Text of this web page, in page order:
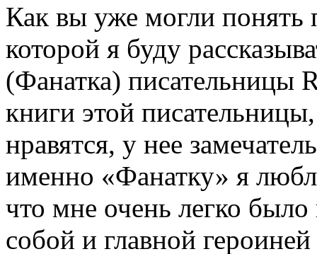
Как вы уже могли понять
которой я буду
(Фанатка) писательницы
книги этой
нравятся, у нее
именно «Фанатку» я
что мне очень легко
собой и главной